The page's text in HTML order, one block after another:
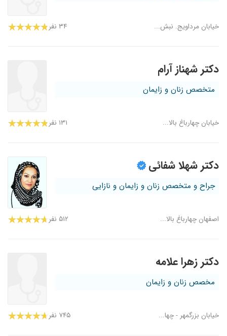
خیابان مرداویج. نبش... ۳۴ نفر
دکتر شهناز آرام
متخصص زنان و زایمان
خیابان چهارباغ بالا... ۱۳۱ نفر
دکتر شهلا شفائی
جراح و متخصص زنان و زایمان و نازایی
اصفهان چهارباغ بالا... ۵۱۲ نفر
دکتر زهرا علامه
مخصص زنان و زایمان
خیابان بزرگمهر - چها... ۷۴۵ نفر